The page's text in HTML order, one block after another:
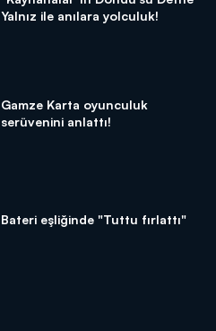
Yalnız ile anılara yolculuk!
Gamze Karta oyunculuk
serüvenini anlattı!
Bateri eşliğinde "Tuttu fırlattı"